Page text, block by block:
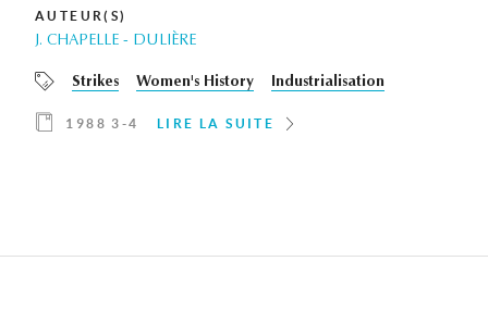
AUTEUR(S)
J. CHAPELLE - DULIÈRE
Strikes Women's History Industrialisation
1988 3-4 LIRE LA SUITE